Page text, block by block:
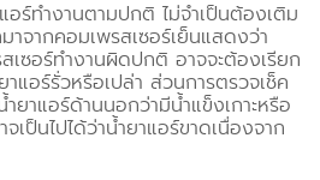
ร์ทำงานตามปกติ ไม่จำเป็นต้องเติม
จากคอมเพรสเซอร์เย็นแสดงว่า
เซอร์ทำงานผิดปกติ อาจจะต้องเรียก
แอร์รั่วหรือเปล่า ส่วนการตรวจเช็ค
าแอร์ด้านนอกว่ามีน้ำแข็งเกาะหรือ
เป็นไปได้ว่าน้ำยาแอร์ขาดเนื่องจาก